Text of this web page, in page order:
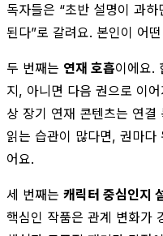
독자들은 “초반 설명이 과
된다”로 갈려요. 본인이 어
두 번째는 연재 호흡이에요.
지, 아니면 다음 권으로 이
상 장기 연재 콘텐츠는 연결
읽는 습관이 많다면, 권마다
어요.
세 번째는 캐릭터 중심인지
핵심인 작품은 관계 변화가